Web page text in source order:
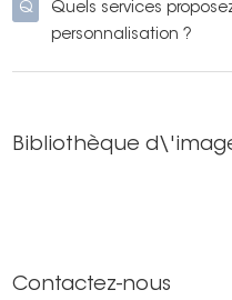
Q
Quels services
personnalisation ?
Bibliothèque
Contactez-nous